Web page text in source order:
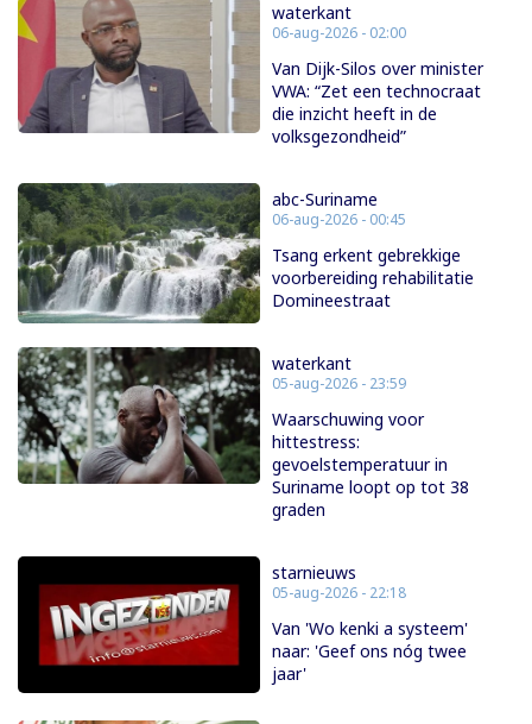
waterkant
06-aug-2026 - 02:00
Van Dijk-Silos over minister
VWA: “Zet een technocraat
die inzicht heeft in de
volksgezondheid”
abc-Suriname
06-aug-2026 - 00:45
Tsang erkent gebrekkige
voorbereiding rehabilitatie
Domineestraat
waterkant
05-aug-2026 - 23:59
Waarschuwing voor
hittestress:
gevoelstemperatuur in
Suriname loopt op tot 38
graden
starnieuws
05-aug-2026 - 22:18
Van 'Wo kenki a systeem'
naar: 'Geef ons nóg twee
jaar'